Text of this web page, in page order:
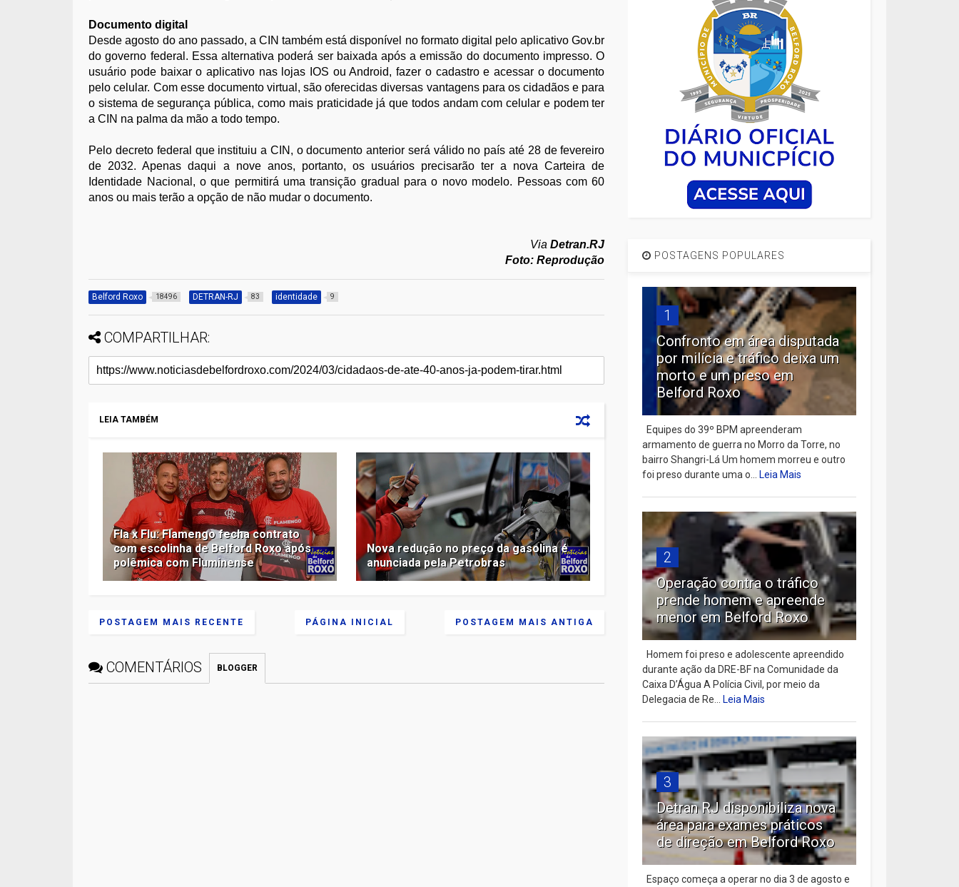
Documento digital
Desde agosto do ano passado, a CIN também está disponível no formato digital pelo aplicativo Gov.br
do governo federal. Essa alternativa poderá ser baixada após a emissão do documento impresso. O
usuário pode baixar o aplicativo nas lojas IOS ou Android, fazer o cadastro e acessar o documento
pelo celular. Com esse documento virtual, são oferecidas diversas vantagens para os cidadãos e para
o sistema de segurança pública, como mais praticidade já que todos andam com celular e podem ter
a CIN na palma da mão a todo tempo.
Pelo decreto federal que instituiu a CIN, o documento anterior será válido no país até 28 de fevereiro
de 2032. Apenas daqui a nove anos, portanto, os usuários precisarão ter a nova Carteira de
Identidade Nacional, o que permitirá uma transição gradual para o novo modelo. Pessoas com 60
anos ou mais terão a opção de não mudar o documento.
ViaDetran.RJ
Foto:Reprodução
Belford Roxo 18496 DETRAN-RJ 83 identidade 9
COMPARTILHAR:
LEIA TAMBÉM
Fla x Flu: Flamengo fecha contrato
com escolinha de Belford Roxo após
polêmica com Fluminense
Nova redução no preço da gasolina é
anunciada pela Petrobras
POSTAGEM MAIS RECENTE POSTAGEM MAIS ANTIGA
PÁGINA INICIAL
COMENTÁRIOS BLOGGER
POSTAGENS POPULARES
1
Confronto em área disputada
por milícia e tráfico deixa um
morto e um preso em
Belford Roxo
Equipes do 39º BPM apreenderam
armamento de guerra no Morro da Torre, no
bairro Shangri-Lá Um homem morreu e outro
foi preso durante uma o...Leia Mais
2
Operação contra o tráfico
prende homem e apreende
menor em Belford Roxo
Homem foi preso e adolescente apreendido
durante ação da DRE-BF na Comunidade da
Caixa D’Água A Polícia Civil, por meio da
Delegacia de Re...Leia Mais
3
Detran RJ disponibiliza nova
área para exames práticos
de direção em Belford Roxo
Espaço começa a operar no dia 3 de agosto e